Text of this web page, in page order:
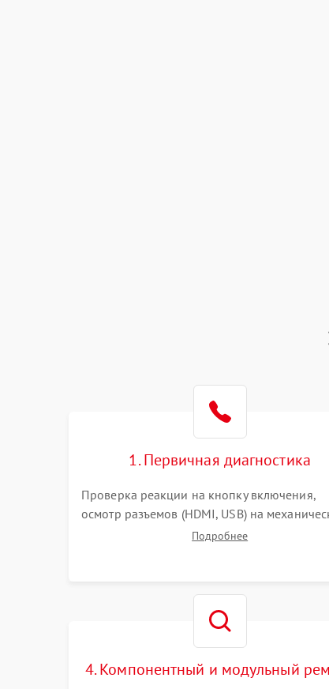
1. Первичная диагностика
Проверка реакции на кнопку включения,
осмотр разъемов (HDMI, USB) на
повреждения. Оценка кодов ошибок на
Подробнее
4. Компонентный и модульный